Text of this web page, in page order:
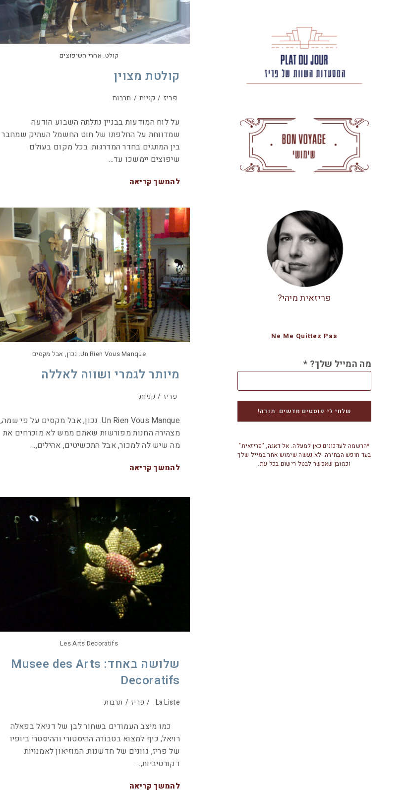
קולט. אחרי השיפוצים
קולטת מצוין
פריז / קניות / תרבות
על לוח המודעות בבניין נתלתה השבוע הודעה
שמדווחת על החלפתו של חוט החשמל העתיק שמחבר
בין המתגים בחדר המדרגות. בכל מקום בעולם
שיפוצים יימשכו עד…
להמשך קריאה
Un Rien Vous Manque. נכון, אבל מקסים
מיותר לגמרי ושווה לאללה
פריז / קניות
Un Rien Vous Manque. נכון, אבל מקסים על פי שמה,
מצהירה החנות מפורשות שאתם ממש לא מוכרחים את
מה שיש לה למכור, אבל התכשיטים, אהילים,…
להמשך קריאה
Les Arts Decoratifs
שלושה באחד: Musee des Arts
Decoratifs
La Liste
/ פריז / תרבות
כמו מיצב העמודים בשחור לבן של דניאל בפאלה
רויאל, כיף למצוא בטבורה ההיסטורי וההיסטרי ביופיו
של פריז, גוונים של חדשנות. המוזיאון לאמנויות
דקורטיביות,…
להמשך קריאה
פריזאית מיהי?
Ne Me Quittez Pas
מה המייל שלך? *
*הרשמה לעדכונים כאן למעלה. אל דאגה, "פריזאית"
בעד חופש הבחירה. לא נעשה שימוש אחר במייל שלך
וכמובן שאפשר לבטל רישום בכל עת.